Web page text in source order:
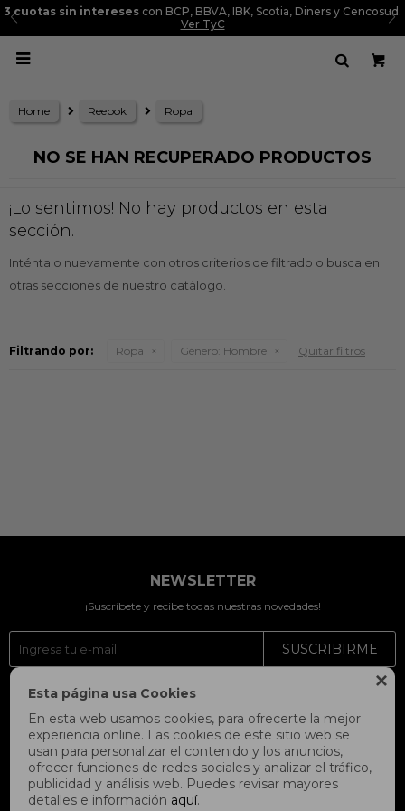

Esta página usa Cookies
En esta web usamos cookies, para ofrecerte la mejor
experiencia online. Las cookies de este sitio web se
usan para personalizar el contenido y los anuncios,
ofrecer funciones de redes sociales y analizar el tráfico,
publicidad y análisis web. Puedes revisar mayores
detalles e información aquí.
3 cuotas sin intereses con BCP, BBVA, IBK, Scotia, Diners y Cencosud.
Ver TyC

Home Reebok Ropa
NO SE HAN RECUPERADO PRODUCTOS
¡Lo sentimos! No hay productos en esta
sección.
Inténtalo nuevamente con otros criterios de filtrado o busca en
otras secciones de nuestro catálogo.
Filtrando por: Ropa Género: Hombre Quitar filtros
NEWSLETTER
¡Suscríbete y recibe todas nuestras novedades!
SUSCRIBIRME
 